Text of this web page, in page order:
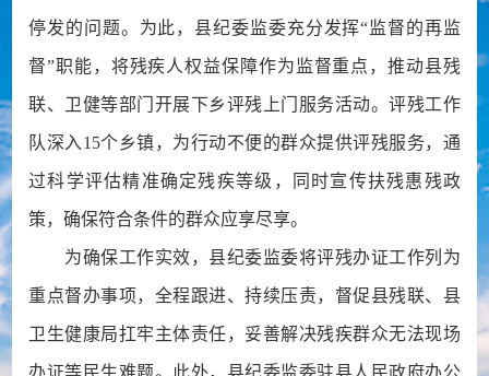
停发的问题。为此，县纪委监委充分发挥“监督的再监
督”职能，将残疾人权益保障作为监督重点，推动县残
联、卫健等部门开展下乡评残上门服务活动。评残工作
队深入15个乡镇，为行动不便的群众提供评残服务，通
过科学评估精准确定残疾等级，同时宣传扶残惠残政
策，确保符合条件的群众应享尽享。
为确保工作实效，县纪委监委将评残办证工作列为
重点督办事项，全程跟进、持续压责，督促县残联、县
卫生健康局扛牢主体责任，妥善解决残疾群众无法现场
办证等民生难题。此外，县纪委监委驻县人民政府办公